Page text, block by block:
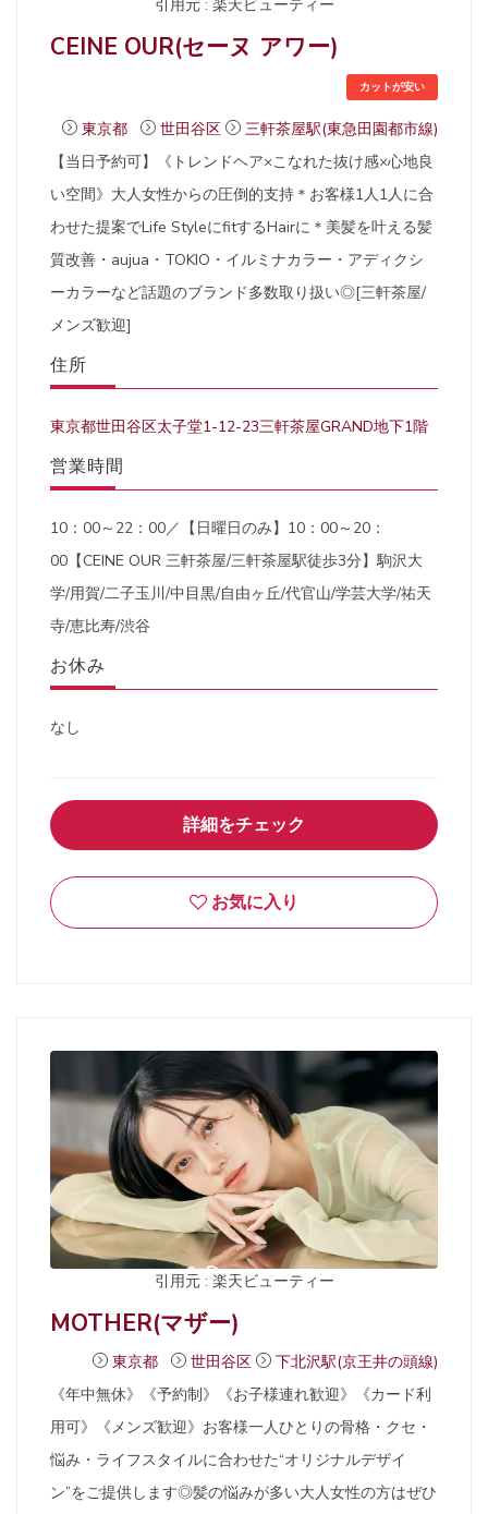
引用元 : 楽天ビューティー
CEINE OUR(セーヌ アワー)
カットが安い
東京都 世田谷区
三軒茶屋駅(東急田園都市線)
【当日予約可】《トレンドヘア×こなれた抜け感×心地良
い空間》大人女性からの圧倒的支持＊お客様1人1人に合
わせた提案でLife StyleにfitするHairに＊美髪を叶える髪
質改善・aujua・TOKIO・イルミナカラー・アディクシ
ーカラーなど話題のブランド多数取り扱い◎[三軒茶屋/
メンズ歓迎]
住所
東京都世田谷区太子堂1-12-23三軒茶屋GRAND地下1階
営業時間
10：00～22：00／【日曜日のみ】10：00～20：
00【CEINE OUR 三軒茶屋/三軒茶屋駅徒歩3分】駒沢大
学/用賀/二子玉川/中目黒/自由ヶ丘/代官山/学芸大学/祐天
寺/恵比寿/渋谷
お休み
なし
詳細をチェック
お気に入り
引用元 : 楽天ビューティー
MOTHER(マザー)
東京都 世田谷区
下北沢駅(京王井の頭線)
《年中無休》《予約制》《お子様連れ歓迎》《カード利
用可》《メンズ歓迎》お客様一人ひとりの骨格・クセ・
悩み・ライフスタイルに合わせた“オリジナルデザイ
ン”をご提供します◎髪の悩みが多い大人女性の方はぜひ